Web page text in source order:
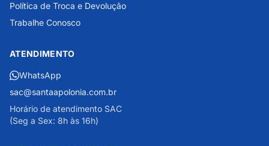
Política de Troca e Devolução
Trabalhe Conosco
ATENDIMENTO
WhatsApp
sac@santaapolonia.com.br
Horário de atendimento SAC
(Seg a Sex: 8h às 16h)